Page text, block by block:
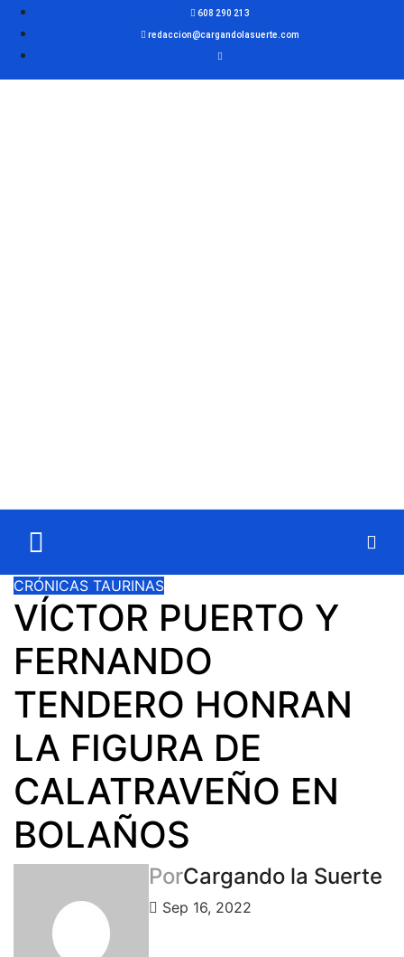
608 290 213
redaccion@cargandolasuerte.com
CRÓNICAS TAURINAS
VÍCTOR PUERTO Y
FERNANDO
TENDERO HONRAN
LA FIGURA DE
CALATRAVEÑO EN
BOLAÑOS
PorCargando la Suerte
Sep 16, 2022